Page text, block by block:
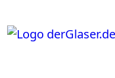
springen